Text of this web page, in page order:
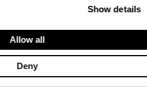
Show details
Allow all
Deny